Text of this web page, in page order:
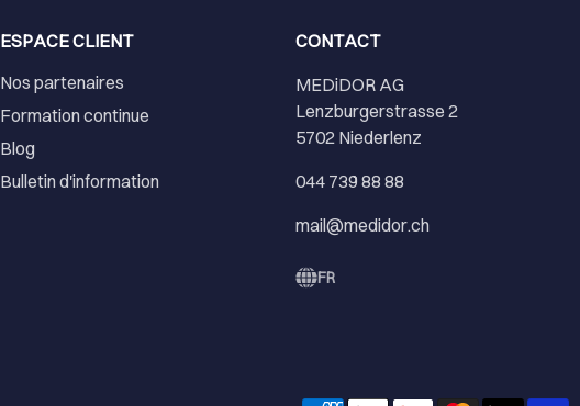
ESPACE CLIENT
Nos partenaires
Formation continue
Blog
Bulletin d'information
CONTACT
MEDiDOR AG
Lenzburgerstrasse 2
5702 Niederlenz
044 739 88 88
mail@medidor.ch
FR